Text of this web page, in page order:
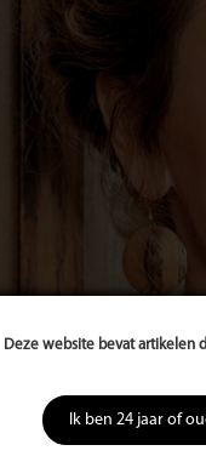
Deze website bevat artikelen
Ik ben 24 jaar of